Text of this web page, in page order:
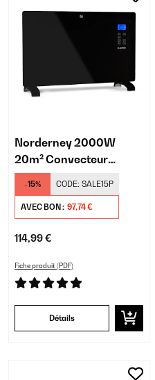
Norderney 2000W
20m² Convecteur
Électrique Noir
-15% CODE: SALE15P
AVEC BON : 97,74 €
114,99 €
Fiche produit (PDF)
Détails